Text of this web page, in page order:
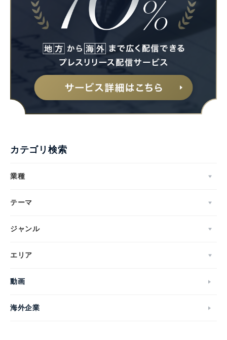
カテゴリ検索
業種
テーマ
ジャンル
エリア
動画
海外企業